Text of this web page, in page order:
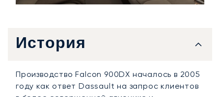
История
Производство Falcon 900DX началось в 2005
году как ответ Dassault на запрос клиентов